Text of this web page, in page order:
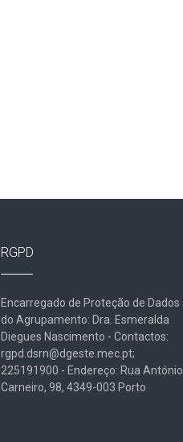
RGPD
Encarregado de Proteção de Dados
do Agrupamento: Dra. Esmeralda
Diegues Nascimento - Contactos:
rgpd.dsrn@dgeste.mec.pt;
225191900 - Endereço: Rua António
Carneiro, 98, 4349-003 Porto